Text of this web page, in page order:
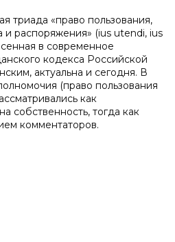
триада «право пользования,
и распоряжения» (ius utendi, ius
в современное
кодекса Российской
актуальна и сегодня. В
(право пользования
как
собственность, тогда как
комментаторов.